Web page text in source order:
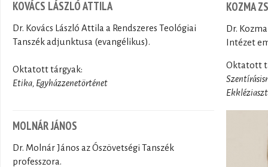
KOVÁCS LÁSZLÓ ATTILA
Dr. Kovács László Attila a Rendszeres Teológiai
Tanszék adjunktusa (evangélikus).
Oktatott tárgyak:
Etika, Egyházzenetörténet
KOZMA
Dr.
Intézet
Oktatott
MOLNÁR JÁNOS
Dr. Molnár János az Ószövetségi Tanszék
professzora.